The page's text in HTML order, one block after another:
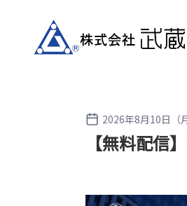
2026年8月10日（
【無料配信